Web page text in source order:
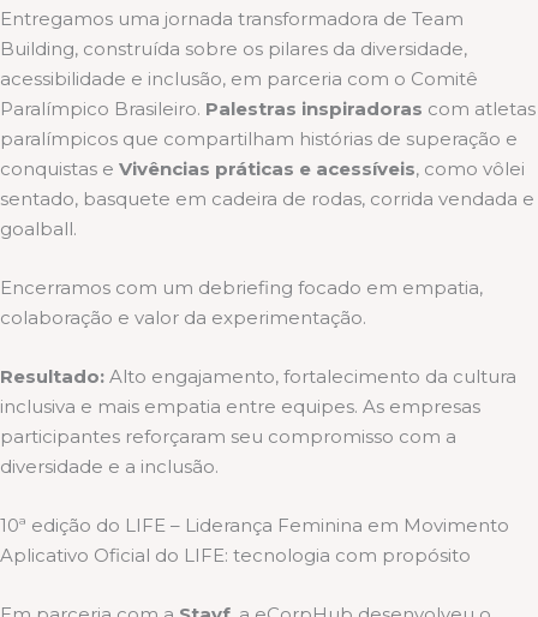
Entregamos uma jornada transformadora de Team
Building, construída sobre os pilares da diversidade,
acessibilidade e inclusão, em parceria com o Comitê
Paralímpico Brasileiro. Palestras inspiradoras com atletas
paralímpicos que compartilham histórias de superação e
conquistas e Vivências práticas e acessíveis, como vôlei
sentado, basquete em cadeira de rodas, corrida vendada e
goalball.
Encerramos com um debriefing focado em empatia,
colaboração e valor da experimentação.
Resultado: Alto engajamento, fortalecimento da cultura
inclusiva e mais empatia entre equipes. As empresas
participantes reforçaram seu compromisso com a
diversidade e a inclusão.
10ª edição do LIFE – Liderança Feminina em Movimento
Aplicativo Oficial do LIFE: tecnologia com propósito